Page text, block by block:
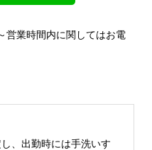
営業時間内に関してはお電
、出勤時には手洗いす